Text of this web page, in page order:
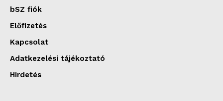
bSZ fiók
Előfizetés
Kapcsolat
Adatkezelési tájékoztató
Hirdetés